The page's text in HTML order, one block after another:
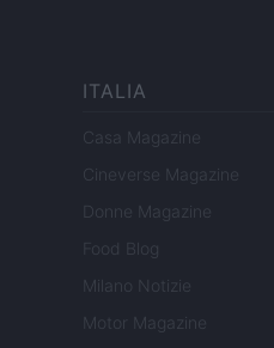
ITALIA
Casa Magazine
Cineverse Magazine
Donne Magazine
Food Blog
Milano Notizie
Motor Magazine